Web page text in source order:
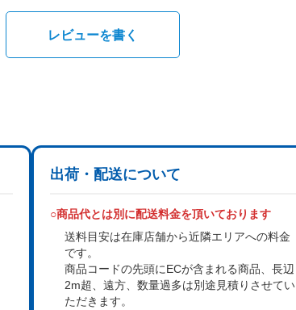
レビューを書く
出荷・配送について
○商品代とは別に配送料金を頂いております
送料目安は在庫店舗から近隣エリアへの料金
です。
商品コードの先頭にECが含まれる商品、長辺
2m超、遠方、数量過多は別途見積り させてい
ただきます。